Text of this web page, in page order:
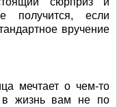
получится, если
вручение
мечтает о чем-то
в жизнь вам не по